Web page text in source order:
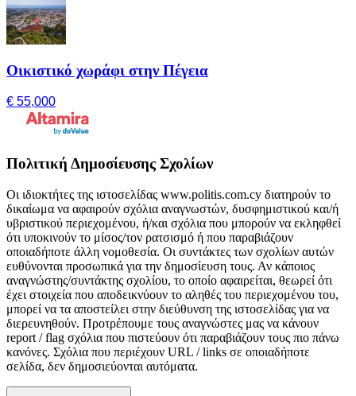
Οικιστικό χωράφι στην Πέγεια
€ 55,000
Πολιτική Δημοσίευσης Σχολίων
Οι ιδιοκτήτες της ιστοσελίδας www.politis.com.cy διατηρούν το
δικαίωμα να αφαιρούν σχόλια αναγνωστών, δυσφημιστικού και/ή
υβριστικού περιεχομένου, ή/και σχόλια που μπορούν να εκληφθεί
ότι υποκινούν το μίσος/τον ρατσισμό ή που παραβιάζουν
οποιαδήποτε άλλη νομοθεσία. Οι συντάκτες των σχολίων αυτών
ευθύνονται προσωπικά για την δημοσίευση τους. Αν κάποιος
αναγνώστης/συντάκτης σχολίου, το οποίο αφαιρείται, θεωρεί ότι
έχει στοιχεία που αποδεικνύουν το αληθές του περιεχομένου του,
μπορεί να τα αποστείλει στην διεύθυνση της ιστοσελίδας για να
διερευνηθούν. Προτρέπουμε τους αναγνώστες μας να κάνουν
report / flag σχόλια που πιστεύουν ότι παραβιάζουν τους πιο πάνω
κανόνες. Σχόλια που περιέχουν URL / links σε οποιαδήποτε
σελίδα, δεν δημοσιεύονται αυτόματα.